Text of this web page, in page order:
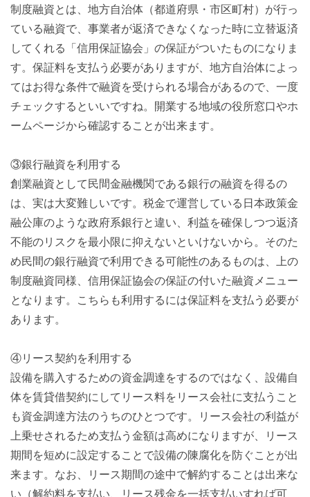
制度融資とは、地方自治体（都道府県・市区町村）が行っ
ている融資で、事業者が返済できなくなった時に立替返済
してくれる「信用保証協会」の保証がついたものになりま
す。保証料を支払う必要がありますが、地方自治体によっ
てはお得な条件で融資を受けられる場合があるので、一度
チェックするといいですね。開業する地域の役所窓口やホ
ームページから確認することが出来ます。
③銀行融資を利用する
創業融資として民間金融機関である銀行の融資を得るの
は、実は大変難しいです。税金で運営している日本政策金
融公庫のような政府系銀行と違い、利益を確保しつつ返済
不能のリスクを最小限に抑えないといけないから。そのた
め民間の銀行融資で利用できる可能性のあるものは、上の
制度融資同様、信用保証協会の保証の付いた融資メニュー
となります。こちらも利用するには保証料を支払う必要が
あります。
④リース契約を利用する
設備を購入するための資金調達をするのではなく、設備自
体を賃貸借契約にしてリース料をリース会社に支払うこと
も資金調達方法のうちのひとつです。リース会社の利益が
上乗せされるため支払う金額は高めになりますが、リース
期間を短めに設定することで設備の陳腐化を防ぐことが出
来ます。なお、リース期間の途中で解約することは出来な
い（解約料を支払い、リース残金を一括支払いすれば可